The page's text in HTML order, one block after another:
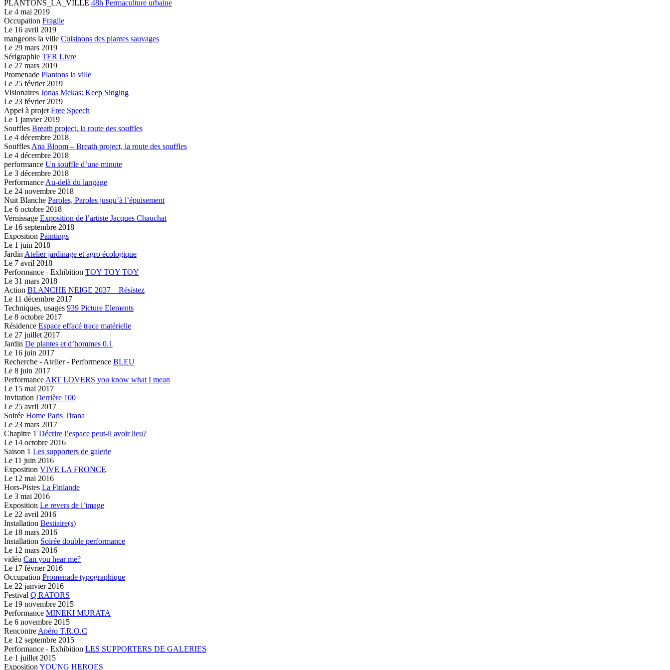
PLANTONS_LA_VILLE 48h Permaculture urbaine
Le 4 mai 2019
Occupation Fragile
Le 16 avril 2019
mangeons la ville Cuisinons des plantes sauvages
Le 29 mars 2019
Sérigraphie TER Livre
Le 27 mars 2019
Promenade Plantons la ville
Le 25 février 2019
Visionaires Jonas Mekas: Keep Singing
Le 23 février 2019
Appel à projet Free Speech
Le 1 janvier 2019
Souffles Breath project, la route des souffles
Le 4 décembre 2018
Souffles Ana Bloom – Breath project, la route des souffles
Le 4 décembre 2018
performance Un souffle d’une minute
Le 3 décembre 2018
Performance Au-delà du langage
Le 24 novembre 2018
Nuit Blanche Paroles, Paroles jusqu’à l’épuisement
Le 6 octobre 2018
Vernissage Exposition de l’artiste Jacques Chauchat
Le 16 septembre 2018
Exposition Paintings
Le 1 juin 2018
Jardin Atelier jardinage et agro écologique
Le 7 avril 2018
Performance - Exhibition TOY TOY TOY
Le 31 mars 2018
Action BLANCHE NEIGE 2037 _ Résistez
Le 11 décembre 2017
Techniques, usages 939 Picture Elements
Le 8 octobre 2017
Résidence Espace effacé trace matérielle
Le 27 juillet 2017
Jardin De plantes et d’hommes 0.1
Le 16 juin 2017
Recherche - Atelier - Performence BLEU
Le 8 juin 2017
Performance ART LOVERS you know what I mean
Le 15 mai 2017
Invitation Derrière 100
Le 25 avril 2017
Soirée Home Paris Tirana
Le 23 mars 2017
Chapitre 1 Décrire l’espace peut-il avoir lieu?
Le 14 octobre 2016
Saison 1 Les supporters de galerie
Le 11 juin 2016
Exposition VIVE LA FRONCE
Le 12 mai 2016
Hors-Pistes La Finlande
Le 3 mai 2016
Exposition Le revers de l’image
Le 22 avril 2016
Installation Bestiaire(s)
Le 18 mars 2016
Installation Soirée double performance
Le 12 mars 2016
vidéo Can you hear me?
Le 17 février 2016
Occupation Promenade typographique
Le 22 janvier 2016
Festival Q RATORS
Le 19 novembre 2015
Performance MINEKI MURATA
Le 6 novembre 2015
Rencontre Apéro T.R.O.C
Le 12 septembre 2015
Performance - Exhibition LES SUPPORTERS DE GALERIES
Le 1 juillet 2015
Exposition YOUNG HEROES